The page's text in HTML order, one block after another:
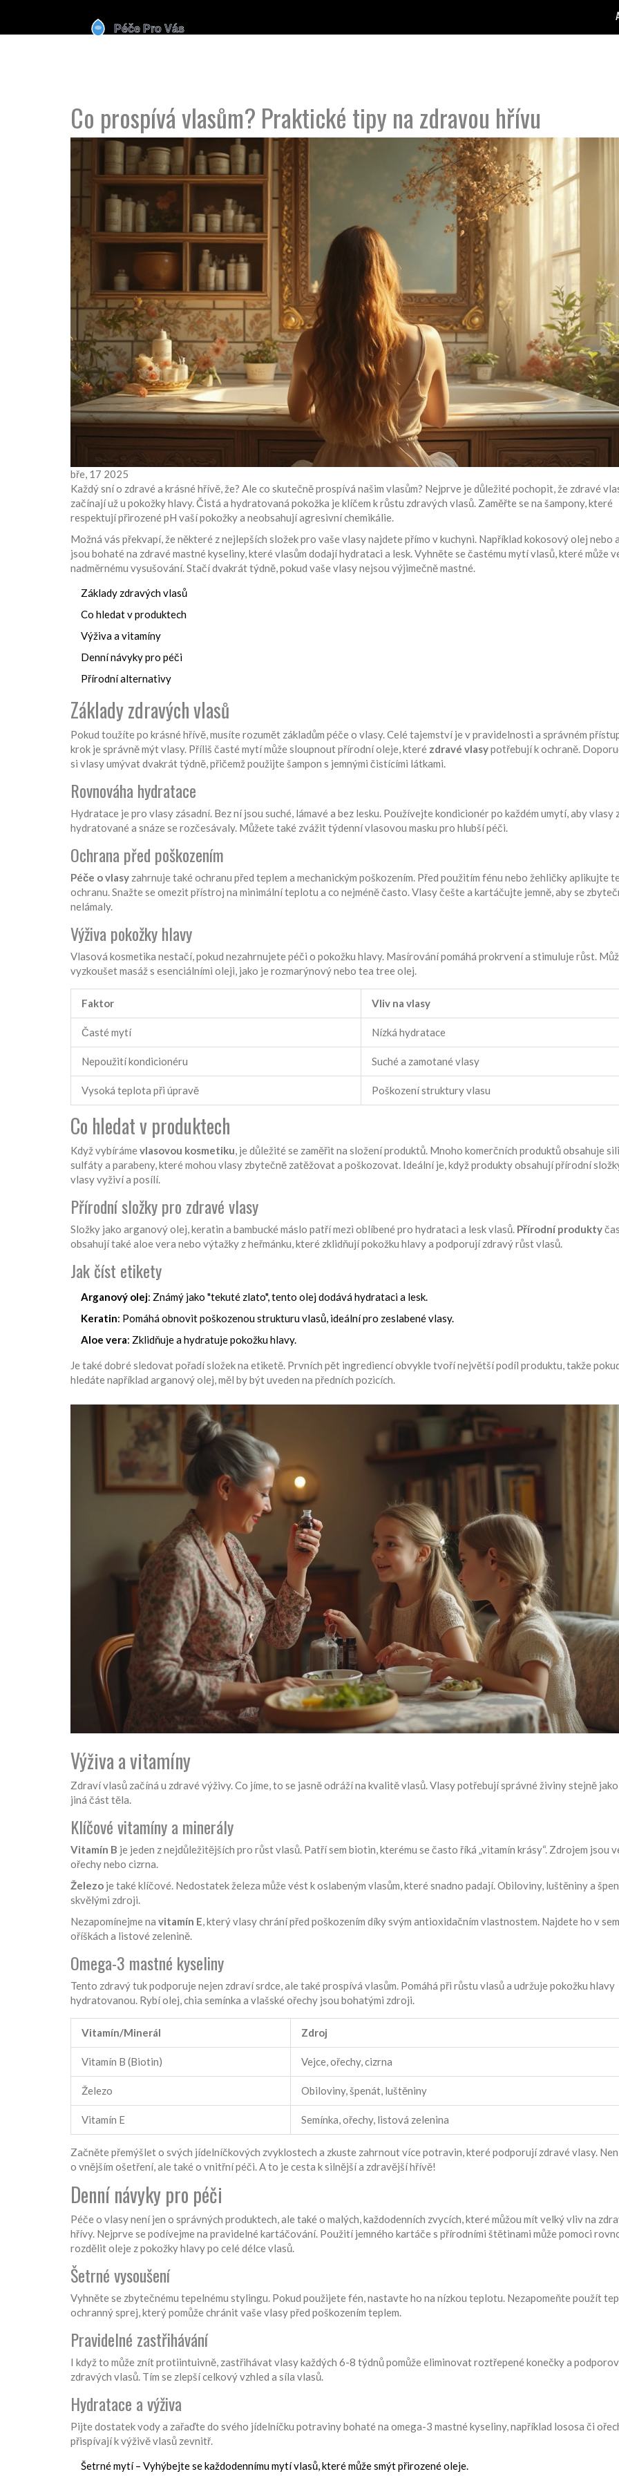
Co prospívá vlasům? Praktické tipy na zdravou hřívu
bře, 17 2025
Každý sní o zdravé a krásné hřívě, že? Ale co skutečně prospívá našim vlasům? Nejprve je důležité pochopit, že zdravé
začínají už u pokožky hlavy. Čistá a hydratovaná pokožka je klíčem k růstu zdravých vlasů. Zaměřte se na šampony, které
respektují přirozené pH vaší pokožky a neobsahují agresivní chemikálie.
Možná vás překvapí, že některé z nejlepších složek pro vaše vlasy najdete přímo v kuchyni. Například kokosový olej nebo
jsou bohaté na zdravé mastné kyseliny, které vlasům dodají hydrataci a lesk. Vyhněte se častému mytí vlasů, které může
nadměrnému vysušování. Stačí dvakrát týdně, pokud vaše vlasy nejsou výjimečně mastné.
Základy zdravých vlasů
Co hledat v produktech
Výživa a vitamíny
Denní návyky pro péči
Přírodní alternativy
Základy zdravých vlasů
Pokud toužíte po krásné hřívě, musíte rozumět základům péče o vlasy. Celé tajemství je v pravidelnosti a správném
krok je správně mýt vlasy. Příliš časté mytí může sloupnout přírodní oleje, které zdravé vlasypotřebují k ochraně.
si vlasy umývat dvakrát týdně, přičemž použijte šampon s jemnými čistícími látkami.
Rovnováha hydratace
Hydratace je pro vlasy zásadní. Bez ní jsou suché, lámavé a bez lesku. Používejte kondicionér po každém umytí, aby vlasy
hydratované a snáze se rozčesávaly. Můžete také zvážit týdenní vlasovou masku pro hlubší péči.
Ochrana před poškozením
Péče o vlasy zahrnuje také ochranu před teplem a mechanickým poškozením. Před použitím fénu nebo žehličky aplikujte
ochranu. Snažte se omezit přístroj na minimální teplotu a co nejméně často. Vlasy češte a kartáčujte jemně, aby se
nelámaly.
Výživa pokožky hlavy
Vlasová kosmetika nestačí, pokud nezahrnujete péči o pokožku hlavy. Masírování pomáhá prokrvení a stimuluje růst.
vyzkoušet masáž s esenciálními oleji, jako je rozmarýnový nebo tea tree olej.
Faktor Vliv na vlasy
Časté mytí Nízká hydratace
Nepoužití kondicionéru Suché a zamotané vlasy
Vysoká teplota při úpravě Poškození struktury vlasu
Co hledat v produktech
Když vybírámevlasovou kosmetiku, je důležité se zaměřit na složení produktů. Mnoho komerčních produktů obsahuje
sulfáty a parabeny, které mohou vlasy zbytečně zatěžovat a poškozovat. Ideální je, když produkty obsahují přírodní
vlasy vyživí a posílí.
Přírodní složky pro zdravé vlasy
Složky jako arganový olej, keratin a bambucké máslo patří mezi oblíbené pro hydrataci a lesk vlasů. Přírodní produkty
obsahují také aloe vera nebo výtažky z heřmánku, které zklidňují pokožku hlavy a podporují zdravý růst vlasů.
Jak číst etikety
Arganový olej: Známý jako "tekuté zlato", tento olej dodává hydrataci a lesk.
Keratin: Pomáhá obnovit poškozenou strukturu vlasů, ideální pro zeslabené vlasy.
Aloe vera: Zklidňuje a hydratuje pokožku hlavy.
Je také dobré sledovat pořadí složek na etiketě. Prvních pět ingrediencí obvykle tvoří největší podíl produktu, takže
hledáte například arganový olej, měl by být uveden na předních pozicích.
Výživa a vitamíny
Zdraví vlasů začíná u zdravé výživy. Co jíme, to se jasně odráží na kvalitě vlasů. Vlasy potřebují správné živiny stejně
jiná část těla.
Klíčové vitamíny a minerály
Vitamín B je jeden z nejdůležitějších pro růst vlasů. Patří sem biotin, kterému se často říká „vitamín krásy“. Zdrojem jsou
ořechy nebo cizrna.
Železo je také klíčové. Nedostatek železa může vést k oslabeným vlasům, které snadno padají. Obiloviny, luštěniny a
skvělými zdroji.
Nezapomínejme na vitamín E, který vlasy chrání před poškozením díky svým antioxidačním vlastnostem. Najdete ho v
oříškách a listové zelenině.
Omega-3 mastné kyseliny
Tento zdravý tuk podporuje nejen zdraví srdce, ale také prospívá vlasům. Pomáhá při růstu vlasů a udržuje pokožku hlavy
hydratovanou. Rybí olej, chia semínka a vlašské ořechy jsou bohatými zdroji.
Vitamín/Minerál Zdroj
Vitamín B (Biotin) Vejce, ořechy, cizrna
Železo Obiloviny, špenát, luštěniny
Vitamín E Semínka, ořechy, listová zelenina
Začněte přemýšlet o svých jídelníčkových zvyklostech a zkuste zahrnout více potravin, které podporují zdravé vlasy.
o vnějším ošetření, ale také o vnitřní péči. A to je cesta k silnější a zdravější hřívě!
Denní návyky pro péči
Péče o vlasy není jen o správných produktech, ale také o malých, každodenních zvycích, které můžou mít velký vliv na
hřívy. Nejprve se podívejme na pravidelné kartáčování. Použití jemného kartáče s přírodními štětinami může pomoci
rozdělit oleje z pokožky hlavy po celé délce vlasů.
Šetrné vysoušení
Vyhněte se zbytečnému tepelnému stylingu. Pokud použijete fén, nastavte ho na nízkou teplotu. Nezapomeňte použít
ochranný sprej, který pomůže chránit vaše vlasy před poškozením teplem.
Pravidelné zastřihávání
I když to může znít protiintuivně, zastřihávat vlasy každých 6-8 týdnů pomůže eliminovat roztřepené konečky a
zdravých vlasů. Tím se zlepší celkový vzhled a síla vlasů.
Hydratace a výživa
Pijte dostatek vody a zařaďte do svého jídelníčku potraviny bohaté na omega-3 mastné kyseliny, například lososa či
přispívají k výživě vlasů zevnitř.
Šetrné mytí – Vyhýbejte se každodennímu mytí vlasů, které může smýt přirozené oleje.